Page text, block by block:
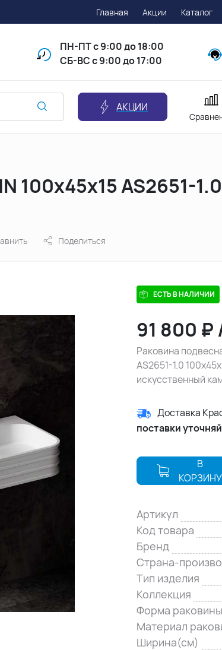
Главная Акции Каталог
ПН-ПТс 9:00 до 18:00
СБ-ВС с 9:00 до 17:00
АКЦИИ
100х45х15 AS2651-
Поделиться
ЕСТЬ В НАЛИЧИИ
91 800 ₽
Раковина
AS2651-1.0
искусственный
Доставка
поставки
В
КОРЗИНУ
Артикул
Код товара
Бренд
Страна-
Тип изделия
Коллекция
Форма раковины
Материал
Ширина(см)